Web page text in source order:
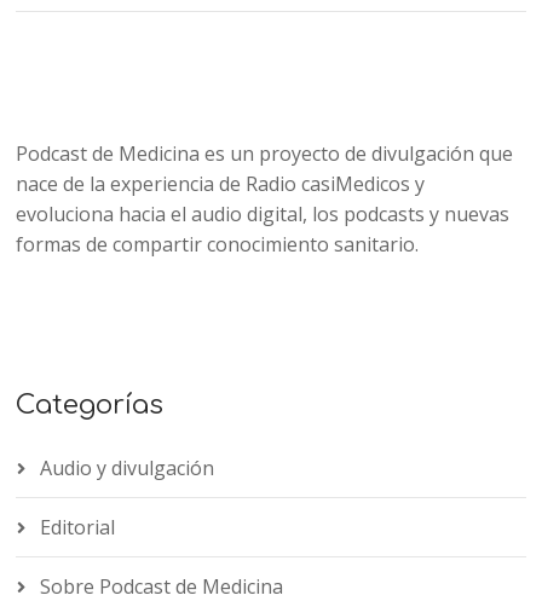
Podcast de Medicina es un proyecto de divulgación que
nace de la experiencia de Radio casiMedicos y
evoluciona hacia el audio digital, los podcasts y nuevas
formas de compartir conocimiento sanitario.
Categorías
Audio y divulgación
Editorial
Sobre Podcast de Medicina